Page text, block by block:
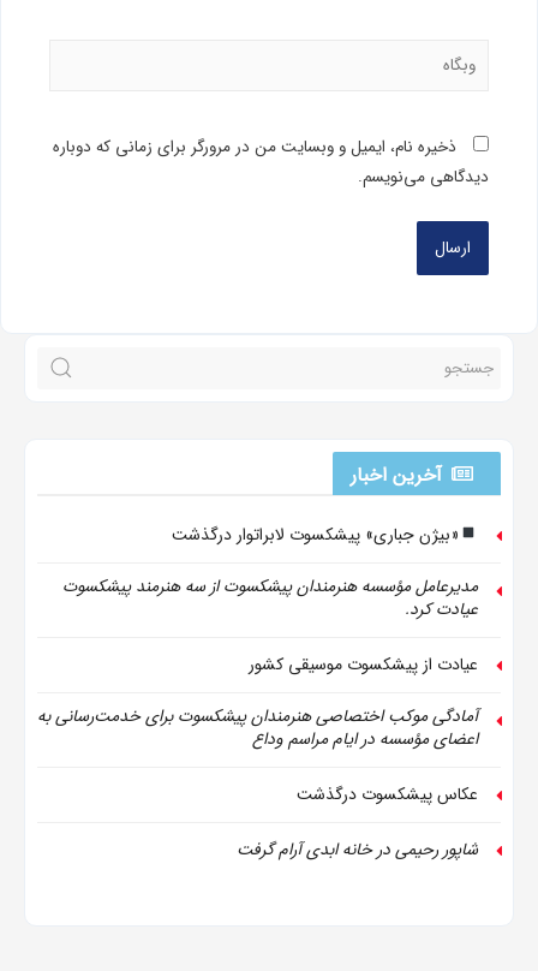
ذخیره نام، ایمیل و وبسایت من در مرورگر برای زمانی که دوباره
دیدگاهی می‌نویسم.
آخرین اخبار
«بیژن جباری» پیشکسوت لابراتوار درگذشت
مدیرعامل مؤسسه هنرمندان پیشکسوت از سه هنرمند پیشکسوت
عیادت کرد.
عیادت از پیشکسوت موسیقی کشور
آمادگی موکب اختصاصی هنرمندان پیشکسوت برای خدمت‌رسانی به
اعضای مؤسسه در ایام مراسم وداع
عکاس پیشکسوت درگذشت
شاپور رحیمی در خانه ابدی آرام گرفت